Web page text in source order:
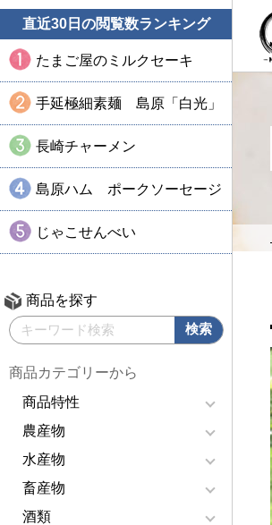
直近30日の閲覧数ランキング
たまご屋のミルクセーキ
手延極細素麺 島原「白光」
長崎チャーメン
島原ハム ポークソーセージ
じゃこせんべい
商品を探す
商品カテゴリーから
商品特性
農産物
水産物
畜産物
酒類